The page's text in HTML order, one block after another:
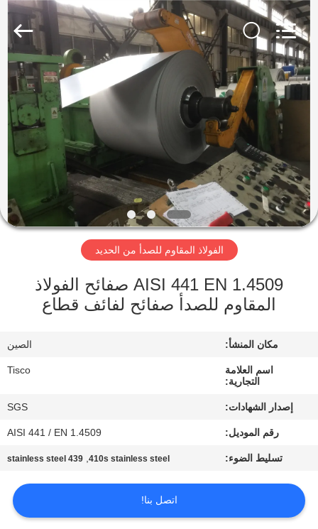
الصفحة
الرئيسية
منتجات
أشرطة
فيديو
المعمل
مراقبة
الجودة
اتصل
بنا
Wuxi
Guanglu
Special
Steel
Co.,
Ltd.
Rights
Reserved.
الفولاذ المقاوم للصدأ من الحديد
AISI 441 EN 1.4509 صفائح الفولاذ
المقاوم للصدأ صفائح لفائف قطاع
مكان المنشأ: الصين
اسم العلامة
التجارية:
Tisco
إصدار الشهادات: SGS
رقم الموديل: AISI 441 / EN 1.4509
تسليط الضوء: 410s stainless steel
,
439 stainless steel
اتصل بنا!